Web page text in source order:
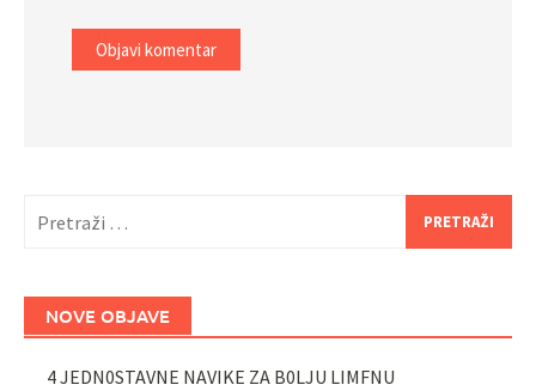
NOVE OBJAVE
4 JEDN0STAVNE NAVIKE ZA B0LJU LIMFNU